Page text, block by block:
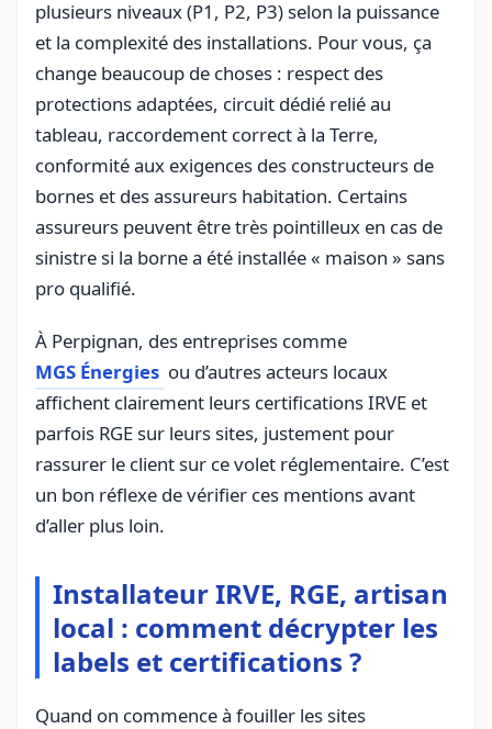
plusieurs niveaux (P1, P2, P3) selon la puissance
et la complexité des installations. Pour vous, ça
change beaucoup de choses : respect des
protections adaptées, circuit dédié relié au
tableau, raccordement correct à la Terre,
conformité aux exigences des constructeurs de
bornes et des assureurs habitation. Certains
assureurs peuvent être très pointilleux en cas de
sinistre si la borne a été installée « maison » sans
pro qualifié.
À Perpignan, des entreprises comme
MGS Énergies ou d’autres acteurs locaux
affichent clairement leurs certifications IRVE et
parfois RGE sur leurs sites, justement pour
rassurer le client sur ce volet réglementaire. C’est
un bon réflexe de vérifier ces mentions avant
d’aller plus loin.
Installateur IRVE, RGE, artisan
local : comment décrypter les
labels et certifications ?
Quand on commence à fouiller les sites